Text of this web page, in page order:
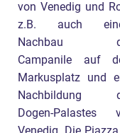
von Venedig und
z.B. auch
Nachbau
Campanile auf
Markusplatz und
Nachbildung
Dogen-Palastes